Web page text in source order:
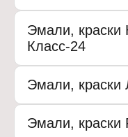
Эмали, краски
Класс-24
Эмали, краски
Эмали, краски